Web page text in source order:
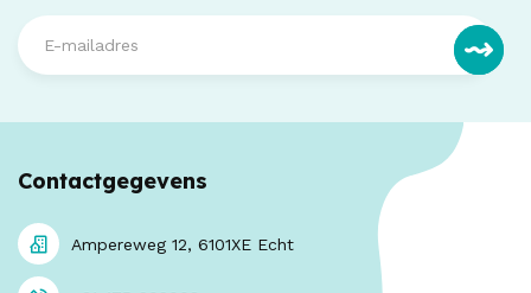
Contactgegevens
Ampereweg 12, 6101XE Echt